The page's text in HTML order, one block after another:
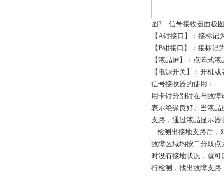
图2 信号接收器面板
【A钳接口】：接标
【B钳接口】：接标记
【液晶屏】：点阵式
【电源开关】：开机
信号接收器的使用：
用卡钳分别钳在与故
表示绝缘良好。当液
支路，通过液晶显示
检测出接地支路后，
故障区域均按二分取
时没有接地状况，就
行检测，找出故障支